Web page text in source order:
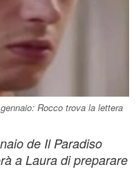
Rocco trova la lettera
de Il Paradiso
a Laura di preparare